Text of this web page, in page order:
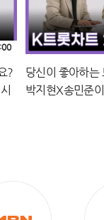
?
당신이 좋아하는
박지현X송민준